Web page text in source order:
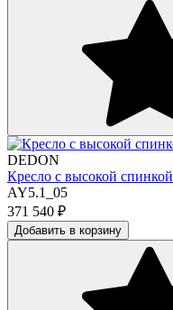
DEDON
Кресло с высокой спинкой
AY5.1_05
371 540 ₽
Добавить в корзину